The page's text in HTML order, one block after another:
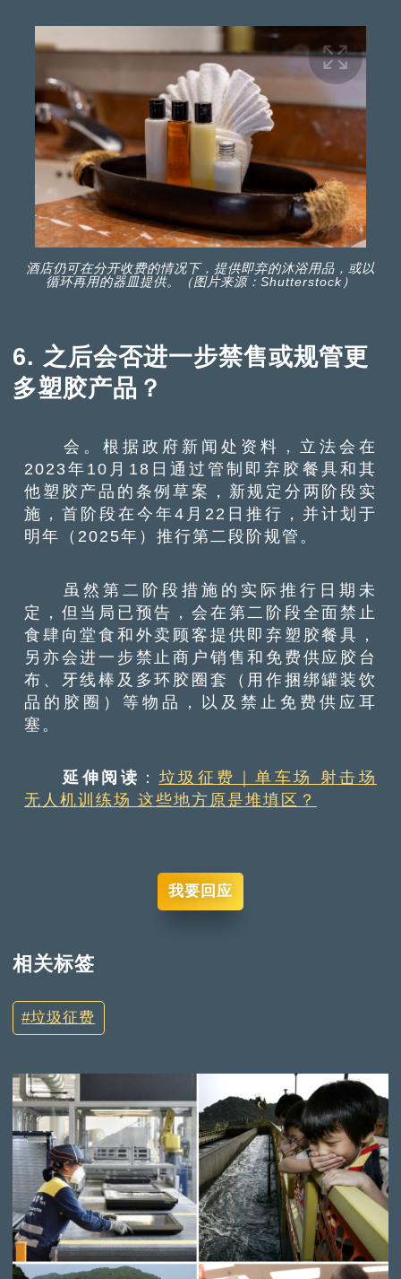
酒店仍可在分开收费的情况下，提供即弃的沐浴用品，或以
循环再用的器皿提供。（图片来源：Shutterstock）
6. 之后会否进一步禁售或规管更
多塑胶产品？
会。根据政府新闻处资料，立法会在
2023年10月18日通过管制即弃胶餐具和其
他塑胶产品的条例草案，新规定分两阶段实
施，首阶段在今年4月22日推行，并计划于
明年（2025年）推行第二段阶规管。
虽然第二阶段措施的实际推行日期未
定，但当局已预告，会在第二阶段全面禁止
食肆向堂食和外卖顾客提供即弃塑胶餐具，
另亦会进一步禁止商户销售和免费供应胶台
布、牙线棒及多环胶圈套（用作捆绑罐装饮
品的胶圈）等物品，以及禁止免费供应耳
塞。
延伸阅读 ： 垃圾征费｜单车场 射击场
无人机训练场 这些地方原是堆填区？
我要回应
相关标签
垃圾征费